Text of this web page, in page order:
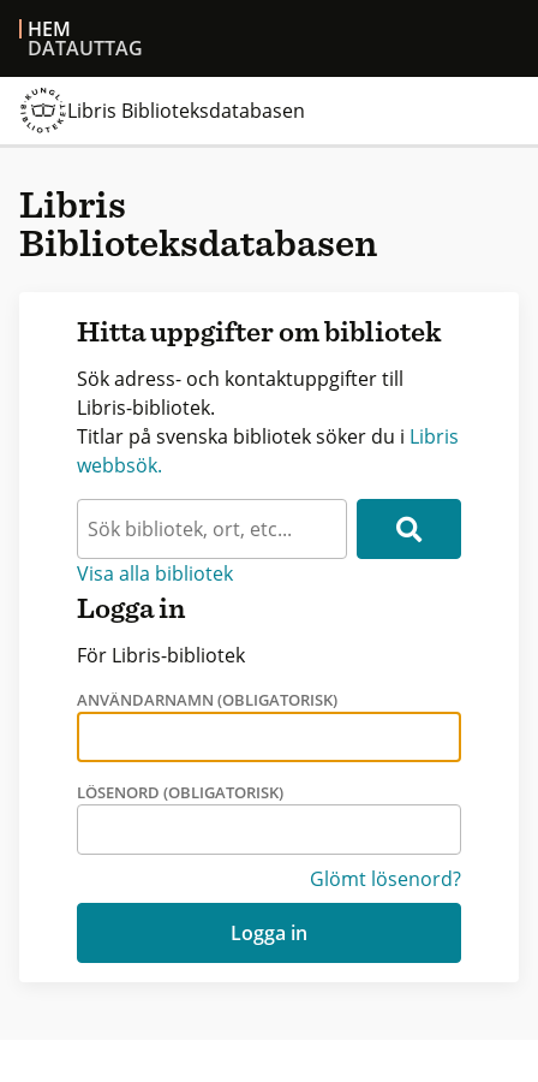
HEM
DATAUTTAG
Libris Biblioteksdatabasen
Libris
Biblioteksdatabasen
Hitta uppgifter om bibliotek
Sök adress- och kontaktuppgifter till
Libris-bibliotek.
Titlar på svenska bibliotek söker du i Libris
webbsök.
Visa alla bibliotek
Logga in
För Libris-bibliotek
ANVÄNDARNAMN (OBLIGATORISK)
LÖSENORD (OBLIGATORISK)
Glömt lösenord?
Logga in